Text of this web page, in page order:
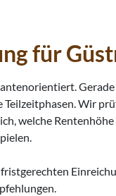
für
Wir
welche